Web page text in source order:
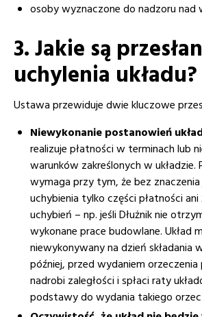
osoby wyznaczone do nadzoru nad
3. Jakie są
uchylenia układu?
Ustawa przewiduje dwie kluczowe
Niewykonanie postanowień
realizuje płatności w terminach lub
warunków zakreślonych w układzie.
wymaga przy tym, że bez
uchybienia tylko części płatności
uchybień – np. jeśli Dłużnik nie
wykonane prace budowlane. Układ
niewykonywany na dzień składania
później, przed wydaniem orzeczenia
nadrobi zaległości i spłaci raty
podstawy do wydania takiego